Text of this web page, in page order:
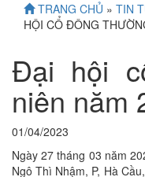
TRANG CHỦ » TIN
HỘI CỔ ĐÔNG
Đại hội
niên năm
01/04/2023
Ngày 27 tháng 03 năm
Ngô Thì Nhậm, P, Hà